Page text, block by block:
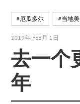
#厄瓜多尔 #当地
2019年 FEB月 1日
去一个
年